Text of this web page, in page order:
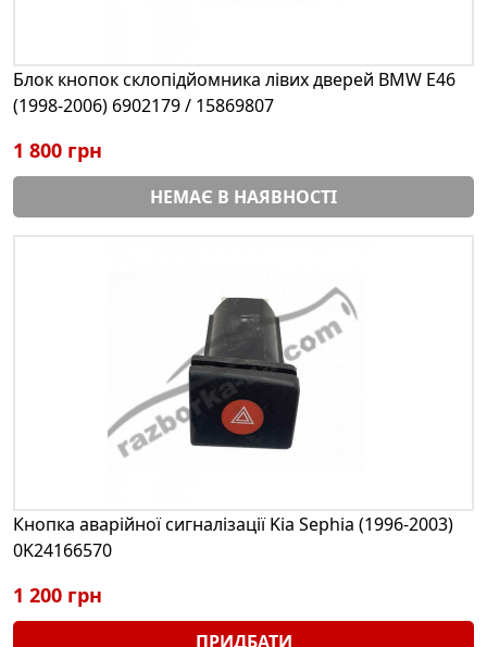
Блок кнопок склопідйомника лівих дверей BMW E46
(1998-2006) 6902179 / 15869807
1 800 грн
НЕМАЄ В НАЯВНОСТІ
Кнопка аварійної сигналізації Kia Sephia (1996-2003)
0K24166570
1 200 грн
ПРИДБАТИ